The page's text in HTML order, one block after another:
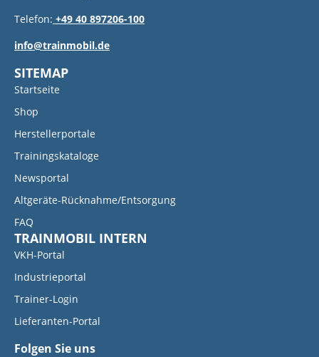
Telefon: +49 40 897206-100
info@trainmobil.de
SITEMAP
Startseite
Shop
Herstellerportale
Trainingskataloge
Newsportal
Altgeräte-Rücknahme/Entsorgung
FAQ
TRAINMOBIL INTERN
VKH-Portal
Industrieportal
Trainer-Login
Lieferanten-Portal
Folgen Sie uns